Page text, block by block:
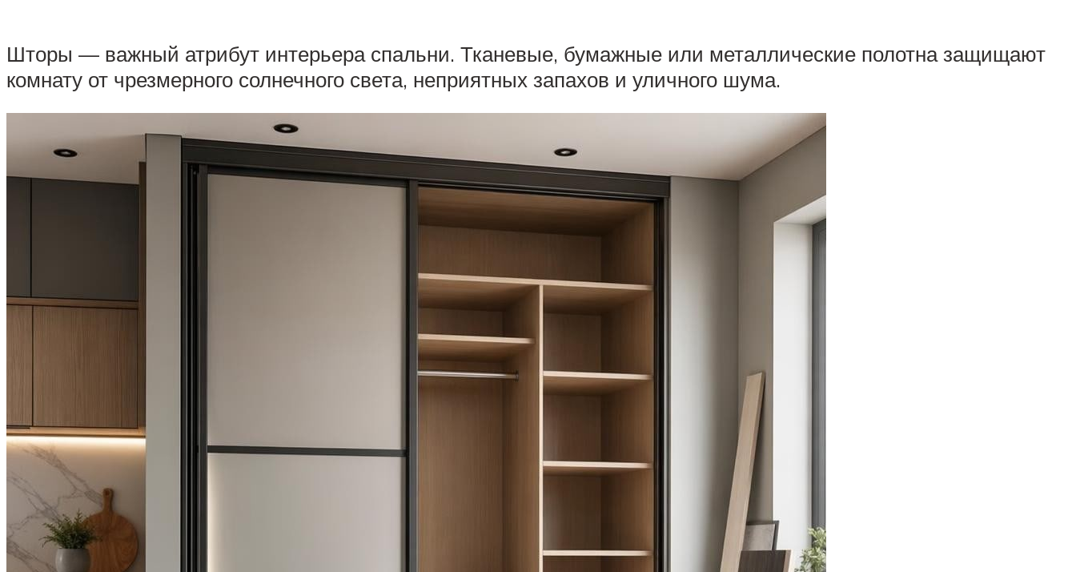
Шторы — важный атрибут интерьера спальни. Тканевые, бумажные или металлические полотна защищают
комнату от чрезмерного солнечного света, неприятных запахов и уличного шума.